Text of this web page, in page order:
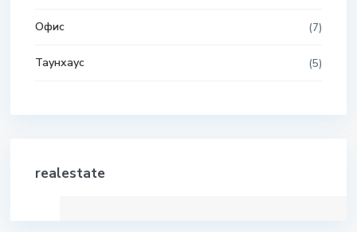
Офис (7)
Таунхаус (5)
realestate